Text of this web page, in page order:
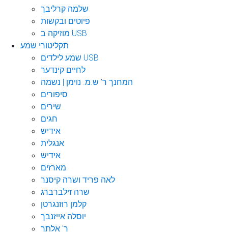
שלמה קרליבך
פיוטים ובקשות
מוזיקה ב USB
תקליטורי שמע
שמע לילדים USB
לחיים קינדער
המחנך ר' ש.מ. נוימן | נשמה
סיפורים
שירים
חגים
אידיש
אנגלית
אידיש
מארזים
לאה פריד ושרה קיסנר
שרה זילברברג
קלמן רוזנגרטן
יוסלה אייזנבך
ר' אלתר